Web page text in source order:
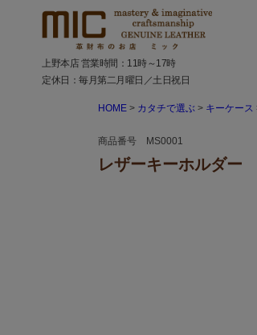
上野本店 営業時間：11時～17時
定休日：毎月第二月曜日／土日祝日
HOME カタチで選ぶ キーケース
商品番号 MS0001
レザーキーホルダー